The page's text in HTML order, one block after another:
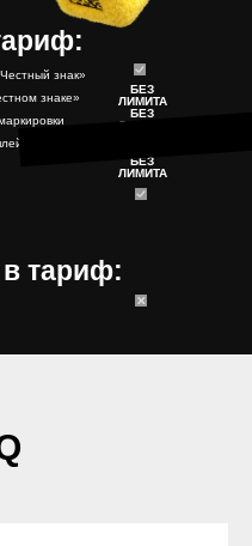
в тариф:
знак»
знаке»
(УПД)
БЕЗ
ЛИМИТА
БЕЗ
ЛИМИТА
БЕЗ
ЛИМИТА